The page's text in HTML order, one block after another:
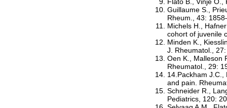
Guillaume S.,
Rheum., 43:
Michels H.,
cohort of juvenile
Minden K.,
J. Rheumatol.,
Oen K., Malleson
Rheumatol., 29:
14.Packham
and pain.
Schneider R.,
Pediatrics, 120: